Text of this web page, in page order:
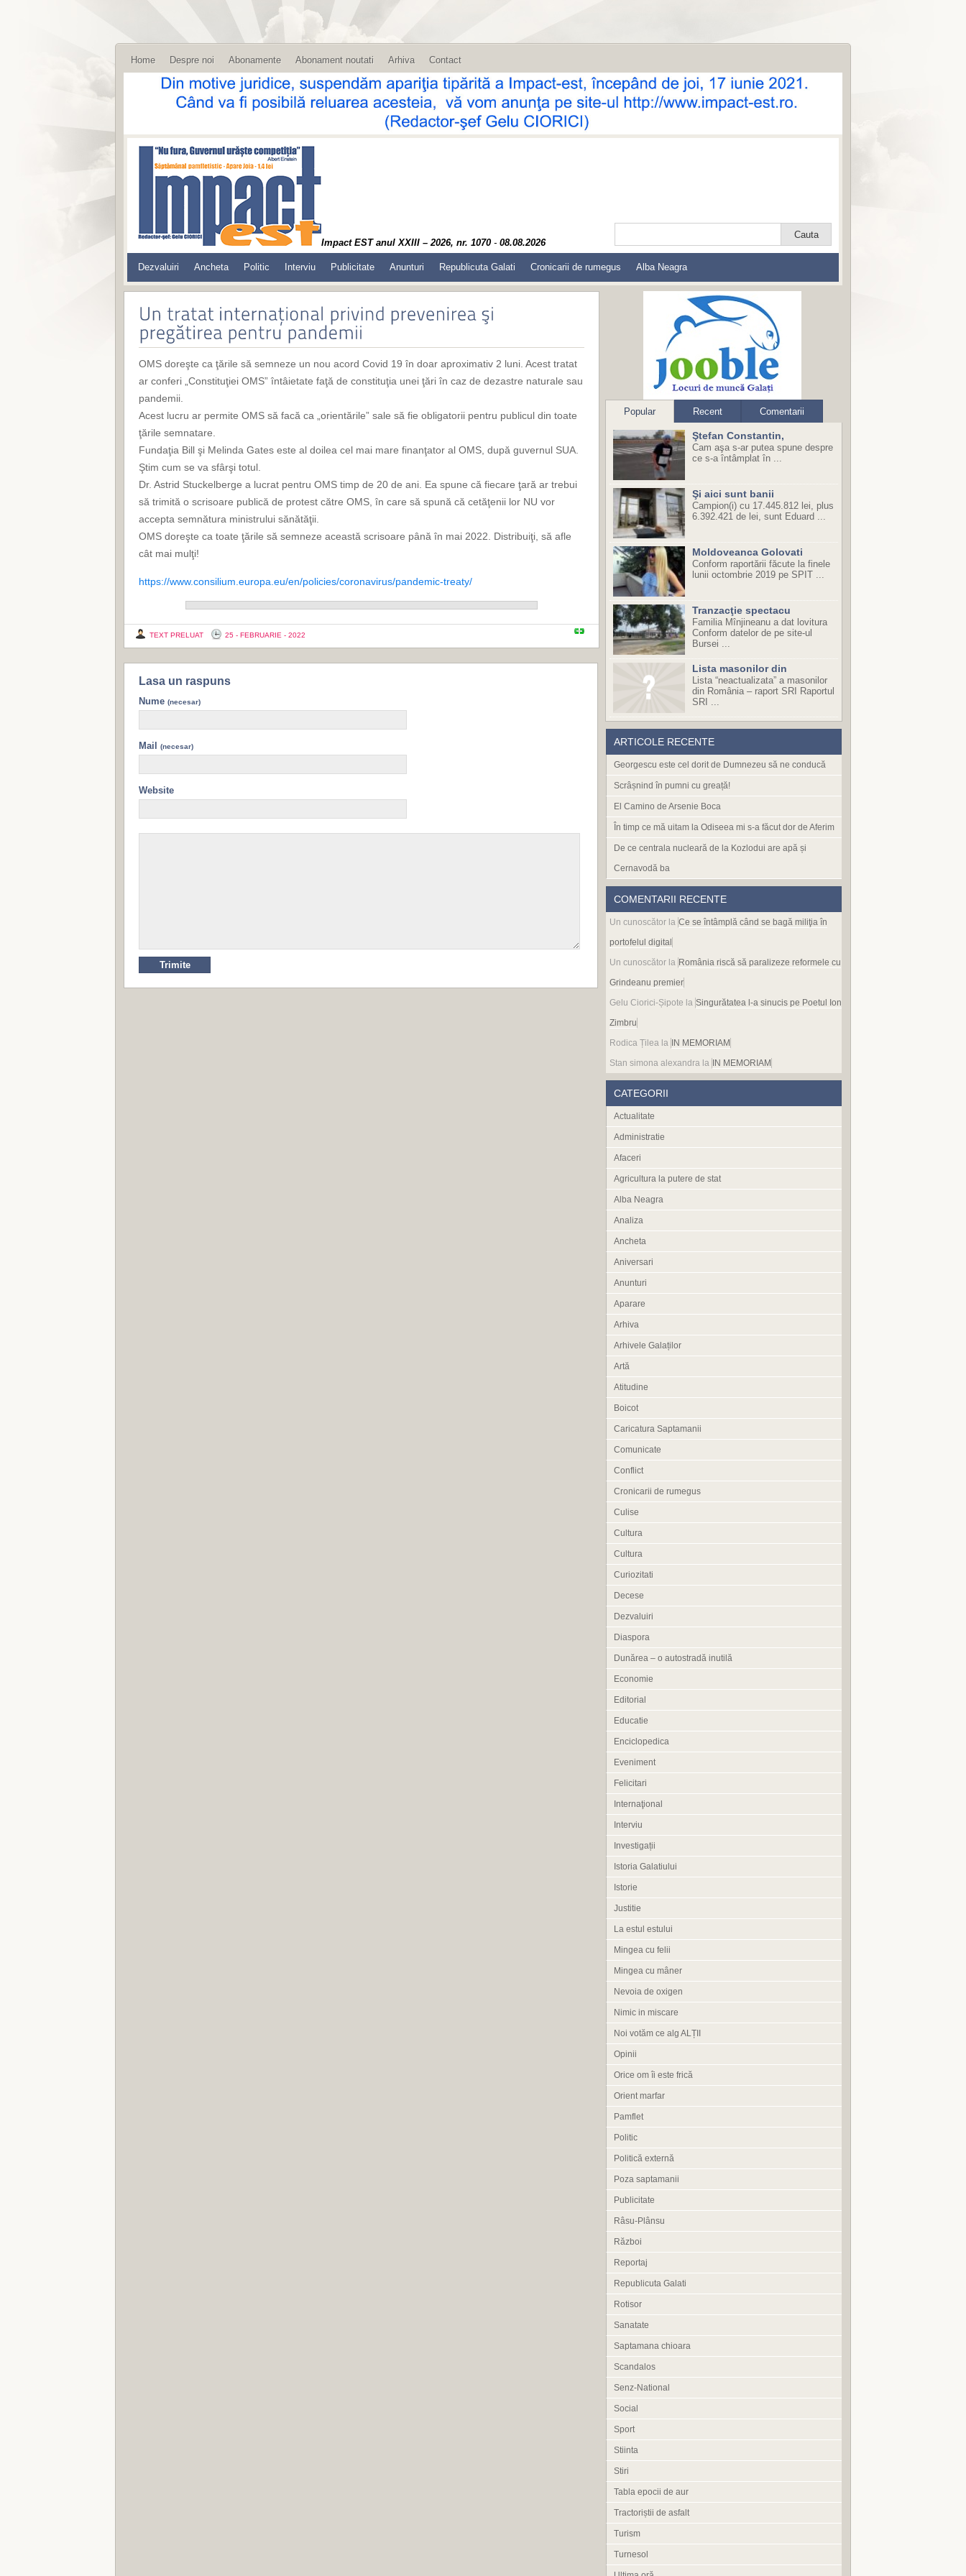
Home Despre noi Abonamente Abonament noutati Arhiva Contact
Impact EST anul XXIII – 2026, nr. 1070 - 08.08.2026
Dezvaluiri Ancheta Politic Interviu Publicitate Anunturi Republicuta Galati Cronicarii de rumegus Alba Neagra
OMS doreşte ca ţările să semneze un nou acord Covid 19 în doar aproximativ 2 luni. Acest tratat
ar conferi „Constituţiei OMS” întâietate faţă de constituţia unei ţări în caz de dezastre naturale sau
pandemii.
Acest lucru ar permite OMS să facă ca „orientările” sale să fie obligatorii pentru publicul din toate
ţările semnatare.
Fundaţia Bill şi Melinda Gates este al doilea cel mai mare finanţator al OMS, după guvernul SUA.
Ştim cum se va sfârşi totul.
Dr. Astrid Stuckelberge a lucrat pentru OMS timp de 20 de ani. Ea spune că fiecare ţară ar trebui
să trimită o scrisoare publică de protest către OMS, în care să spună că cetăţenii lor NU vor
accepta semnătura ministrului sănătăţii.
OMS doreşte ca toate ţările să semneze această scrisoare până în mai 2022. Distribuiţi, să afle
cât mai mulţi!
https://www.consilium.europa.eu/en/policies/coronavirus/pandemic-treaty/
TEXT PRELUAT 25 - FEBRUARIE - 2022
Lasa un raspuns
Nume (necesar)
Mail (necesar)
Website
Popular Recent Comentarii
Ştefan Constantin,
Cam aşa s-ar putea spune despre
ce s-a întâmplat în ...
Şi aici sunt banii
Campion(i) cu 17.445.812 lei, plus
6.392.421 de lei, sunt Eduard ...
Moldoveanca Golovati
Conform raportării făcute la finele
lunii octombrie 2019 pe SPIT ...
Tranzacţie spectacu
Familia Mînjineanu a dat lovitura
Conform datelor de pe site-ul
Bursei ...
Lista masonilor din
Lista “neactualizata” a masonilor
din România – raport SRI Raportul
SRI ...
ARTICOLE RECENTE
Georgescu este cel dorit de Dumnezeu să ne conducă
Scrâșnind în pumni cu greață!
El Camino de Arsenie Boca
În timp ce mă uitam la Odiseea mi s-a făcut dor de Aferim
De ce centrala nucleară de la Kozlodui are apă și
Cernavodă ba
COMENTARII RECENTE
Un cunoscător la Ce se întâmplă când se bagă miliţia în
portofelul digital
Un cunoscător la România riscă să paralizeze reformele cu
Grindeanu premier
Gelu Ciorici-Șipote la Singurătatea l-a sinucis pe Poetul Ion
Zimbru
Rodica Țilea la
IN MEMORIAM
Stan simona alexandra la IN MEMORIAM
CATEGORII
Actualitate
Administratie
Afaceri
Agricultura la putere de stat
Alba Neagra
Analiza
Ancheta
Aniversari
Anunturi
Aparare
Arhiva
Arhivele Galaților
Artă
Atitudine
Boicot
Caricatura Saptamanii
Comunicate
Conflict
Cronicarii de rumegus
Culise
Cultura
Cultura
Curiozitati
Decese
Dezvaluiri
Diaspora
Dunărea – o autostradă inutilă
Economie
Editorial
Educatie
Enciclopedica
Eveniment
Felicitari
Internaţional
Interviu
Investigații
Istoria Galatiului
Istorie
Justitie
La estul estului
Mingea cu felii
Mingea cu mâner
Nevoia de oxigen
Nimic in miscare
Noi votăm ce alg ALȚII
Opinii
Orice om îi este frică
Orient marfar
Pamflet
Politic
Politică externă
Poza saptamanii
Publicitate
Râsu-Plânsu
Război
Reportaj
Republicuta Galati
Rotisor
Sanatate
Saptamana chioara
Scandalos
Senz-National
Social
Sport
Stiinta
Stiri
Tabla epocii de aur
Tractoriștii de asfalt
Turism
Turnesol